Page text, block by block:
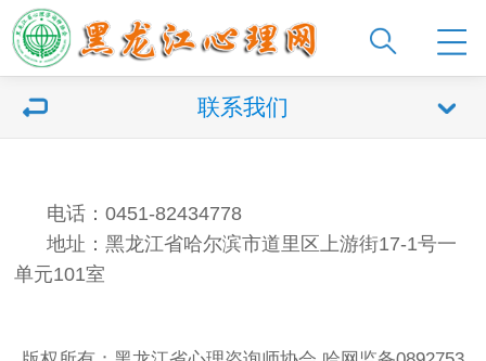
联系我们
电话：0451-82434778
地址：黑龙江省哈尔滨市道里区上游街17-1号一
单元101室